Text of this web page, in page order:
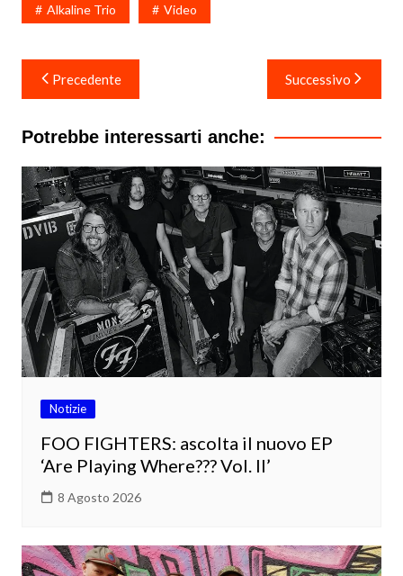
Alkaline Trio Video
Navigazione
articoli
Precedente Successivo
Potrebbe interessarti anche:
Notizie
FOO FIGHTERS: ascolta il nuovo EP
‘Are Playing Where??? Vol. II’
8 Agosto 2026